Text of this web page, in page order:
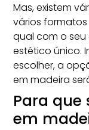
Mas, existem
vários
qual com o
estético único.
escolher, a
em madeira
Para
em